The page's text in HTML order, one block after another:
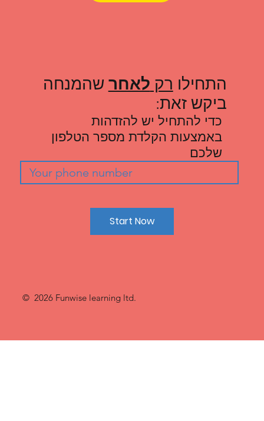
כדי להתחיל יש להזדהות
באמצעות הקלדת מספר הטלפון
שלכם
Start Now
התחילו רק לאחר שהמנחה
ביקש זאת:
© 2026 Funwise learning ltd.